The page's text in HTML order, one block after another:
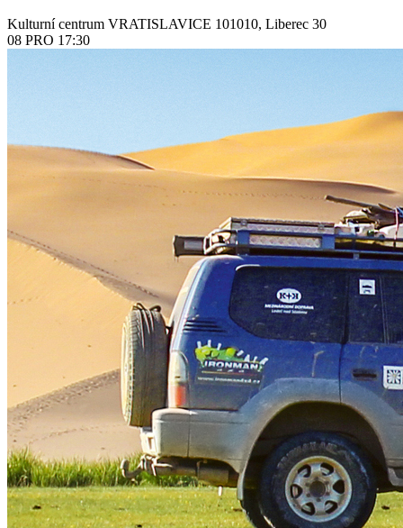
Kulturní centrum VRATISLAVICE 101010, Liberec 30
08 PRO 17:30